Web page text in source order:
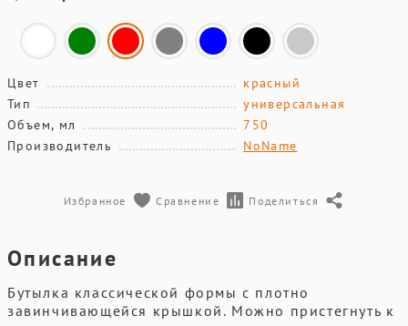
Цвет
красный
Тип
универсальная
Объем, мл
750
Производитель
NoName
Избранное Сравнение Поделиться
Описание
Бутылка классической формы с плотно
завинчивающейся крышкой. Можно пристегнуть к